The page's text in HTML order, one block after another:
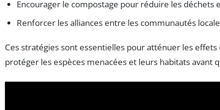
Encourager le compostage pour réduire les
Renforcer les alliances entre les communautés
Ces stratégies sont essentielles pour atténuer les
protéger les espèces menacées et leurs habitats avant